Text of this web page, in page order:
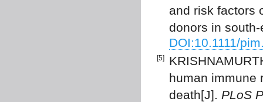
and risk factors
donors in
DOI:10.1111/
[5]
human immune
death[J]. PLoS